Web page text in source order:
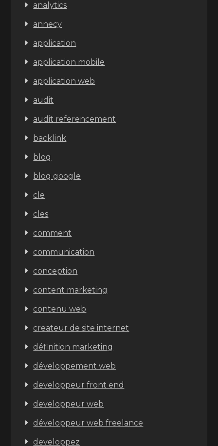
analytics
annecy
application
application mobile
application web
audit
audit referencement
backlink
blog
blog google
cle
cles
comment
communication
conception
content marketing
contenu web
createur de site internet
définition marketing
développement web
developpeur front end
developpeur web
développeur web freelance
developpez